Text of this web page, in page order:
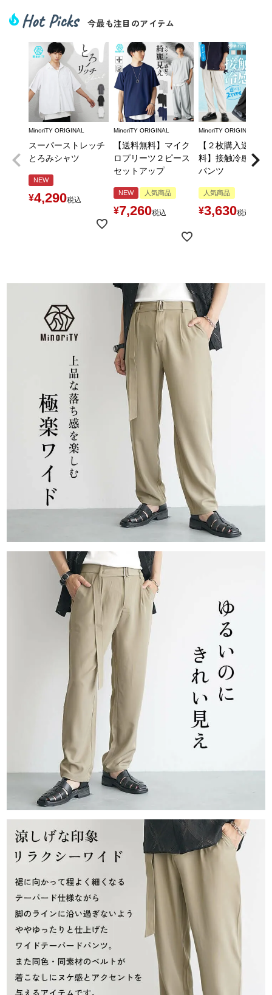
local_fire_department Hot Picks 今最も注目のアイテム
MinoriTY ORIGINAL
スーパーストレッチ
とろみシャツ
NEW
¥4,290税込
MinoriTY ORIGINAL
【送料無料】マイク
ロプリーツ２ピース
セットアップ
NEW 人気商品
¥7,260税込
MinoriTY ORIGINAL
【２枚購入送料無
料】接触冷感とろ
パンツ
人気商品
¥3,630税込